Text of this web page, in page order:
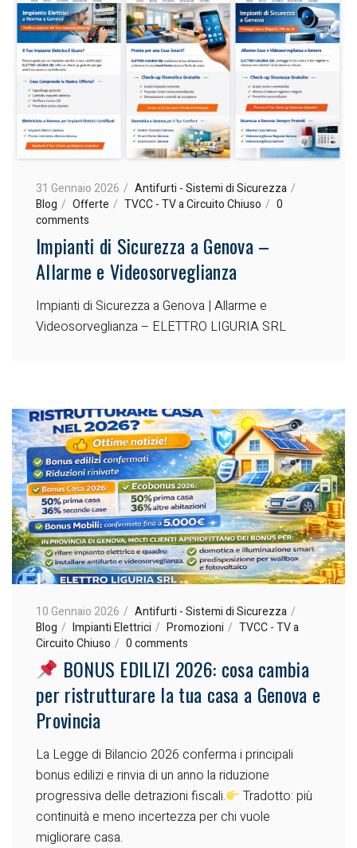
31 Gennaio 2026
Antifurti - Sistemi di Sicurezza
Blog
Offerte TVCC - TV a Circuito Chiuso
0
comments
Impianti di Sicurezza a Genova –
Allarme e Videosorveglianza
Impianti di Sicurezza a Genova | Allarme e
Videosorveglianza – ELETTRO LIGURIA SRL
10 Gennaio 2026
Antifurti - Sistemi di Sicurezza
Blog
Impianti Elettrici Promozioni
TVCC - TV a
Circuito Chiuso
0 comments
BONUS EDILIZI 2026: cosa cambia
per ristrutturare la tua casa a Genova e
Provincia
La Legge di Bilancio 2026 conferma i principali
bonus edilizi e rinvia di un anno la riduzione
progressiva delle detrazioni fiscali.
Tradotto: più
continuità e meno incertezza per chi vuole
migliorare casa.